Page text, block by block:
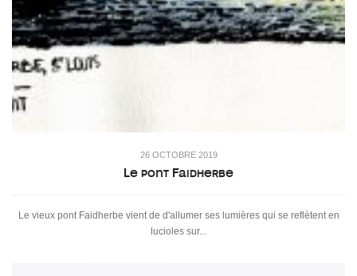
26 OCTOBRE 2019
Le pont Faidherbe
Le vieux pont Faidherbe vient de d'allumer ses lumières qui se reflètent en
lucioles sur...